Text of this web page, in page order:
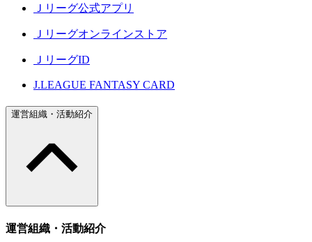
Ｊリーグ公式アプリ
Ｊリーグオンラインストア
ＪリーグID
J.LEAGUE FANTASY CARD
運営組織・活動紹介
運営組織・活動紹介